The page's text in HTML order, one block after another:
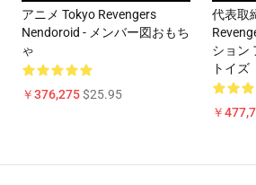
アニメ Tokyo Revengers
Nendoroid - メンバー図おもち
ゃ
￥376,275$25.95
代表取
ション
トイズ
￥